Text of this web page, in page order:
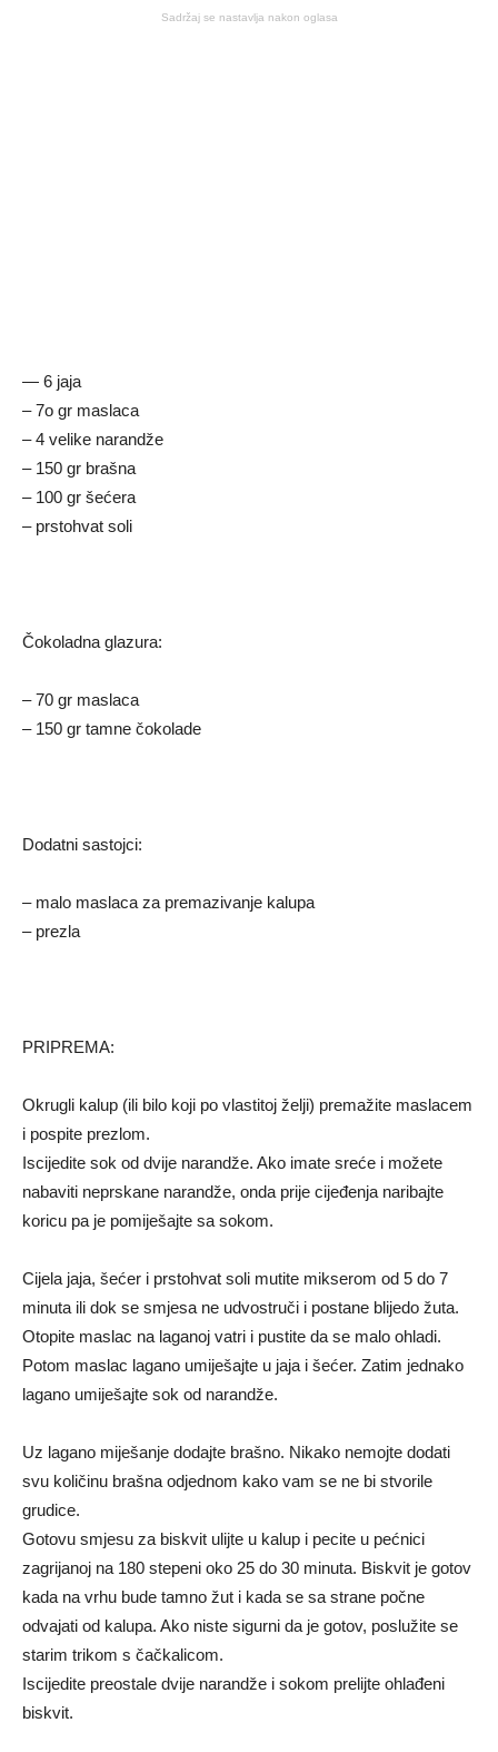
Sadržaj se nastavlja nakon oglasa
— 6 jaja
– 7o gr maslaca
– 4 velike narandže
– 150 gr brašna
– 100 gr šećera
– prstohvat soli
Čokoladna glazura:
– 70 gr maslaca
– 150 gr tamne čokolade
Dodatni sastojci:
– malo maslaca za premazivanje kalupa
– prezla
PRIPREMA:
Okrugli kalup (ili bilo koji po vlastitoj želji) premažite maslacem
i pospite prezlom.
Iscijedite sok od dvije narandže. Ako imate sreće i možete
nabaviti neprskane narandže, onda prije cijeđenja naribajte
koricu pa je pomiješajte sa sokom.
Cijela jaja, šećer i prstohvat soli mutite mikserom od 5 do 7
minuta ili dok se smjesa ne udvostruči i postane blijedo žuta.
Otopite maslac na laganoj vatri i pustite da se malo ohladi.
Potom maslac lagano umiješajte u jaja i šećer. Zatim jednako
lagano umiješajte sok od narandže.
Uz lagano miješanje dodajte brašno. Nikako nemojte dodati
svu količinu brašna odjednom kako vam se ne bi stvorile
grudice.
Gotovu smjesu za biskvit ulijte u kalup i pecite u pećnici
zagrijanoj na 180 stepeni oko 25 do 30 minuta. Biskvit je gotov
kada na vrhu bude tamno žut i kada se sa strane počne
odvajati od kalupa. Ako niste sigurni da je gotov, poslužite se
starim trikom s čačkalicom.
Iscijedite preostale dvije narandže i sokom prelijte ohlađeni
biskvit.